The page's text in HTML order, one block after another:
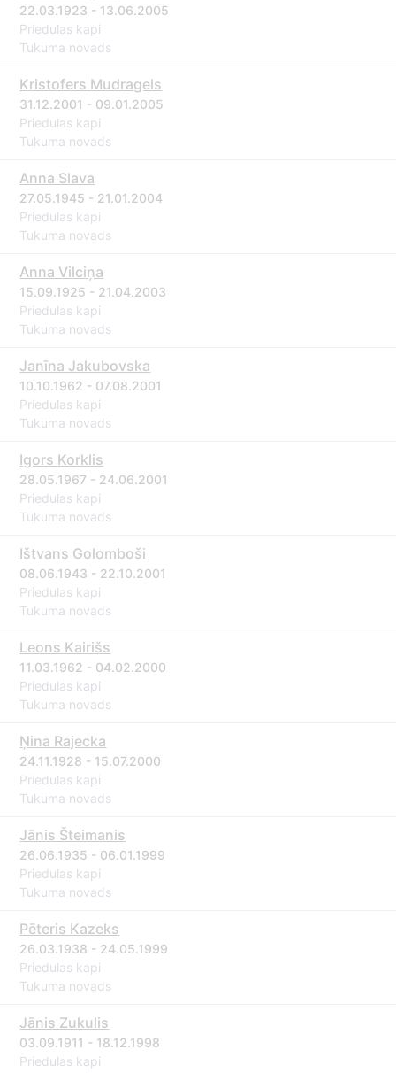
22.03.1923 - 13.06.2005
Priedulas kapi
Tukuma novads
Kristofers Mudragels
31.12.2001 - 09.01.2005
Priedulas kapi
Tukuma novads
Anna Slava
27.05.1945 - 21.01.2004
Priedulas kapi
Tukuma novads
Anna Vilciņa
15.09.1925 - 21.04.2003
Priedulas kapi
Tukuma novads
Janīna Jakubovska
10.10.1962 - 07.08.2001
Priedulas kapi
Tukuma novads
Igors Korklis
28.05.1967 - 24.06.2001
Priedulas kapi
Tukuma novads
Ištvans Golomboši
08.06.1943 - 22.10.2001
Priedulas kapi
Tukuma novads
Leons Kairišs
11.03.1962 - 04.02.2000
Priedulas kapi
Tukuma novads
Ņina Rajecka
24.11.1928 - 15.07.2000
Priedulas kapi
Tukuma novads
Jānis Šteimanis
26.06.1935 - 06.01.1999
Priedulas kapi
Tukuma novads
Pēteris Kazeks
26.03.1938 - 24.05.1999
Priedulas kapi
Tukuma novads
Jānis Zukulis
03.09.1911 - 18.12.1998
Priedulas kapi